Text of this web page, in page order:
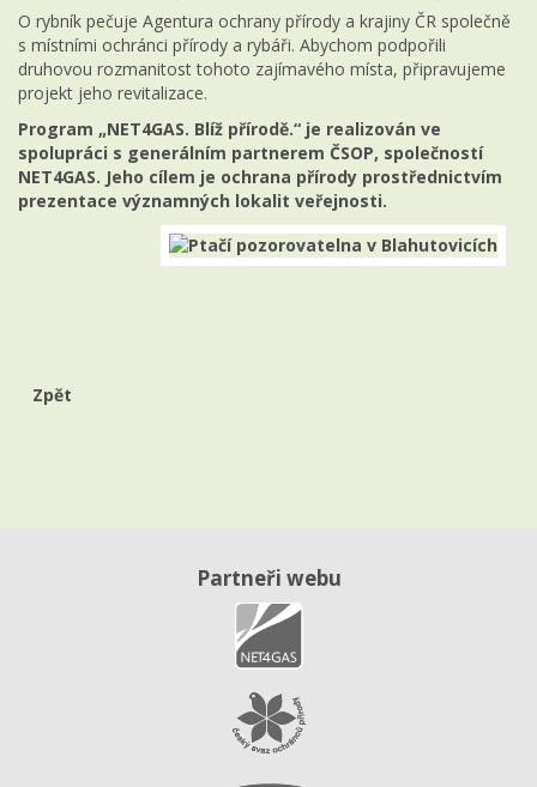
O rybník pečuje Agentura ochrany přírody a krajiny ČR společně
s místními ochránci přírody a rybáři. Abychom podpořili
druhovou rozmanitost tohoto zajímavého místa, připravujeme
projekt jeho revitalizace.
Program „NET4GAS. Blíž přírodě.“ je realizován ve
spolupráci s generálním partnerem ČSOP, společností
NET4GAS. Jeho cílem je ochrana přírody prostřednictvím
prezentace významných lokalit veřejnosti.
Zpět
Partneři webu